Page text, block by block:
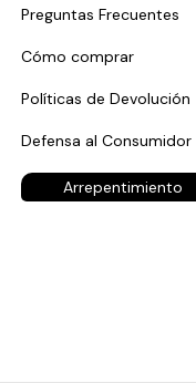
Preguntas Frecuentes
Cómo comprar
Políticas de Devolución
Defensa al Consumidor
Arrepentimiento